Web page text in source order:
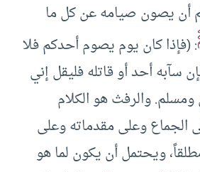
أن يصون صيامه عن كل ما
: (فإذا كان يوم يصوم أحدكم فلا
أحد أو قاتله فليقل إني
والرفث هو الكلام
الجماع وعلى مقدماته وعلى
ويحتمل أن يكون لما هو